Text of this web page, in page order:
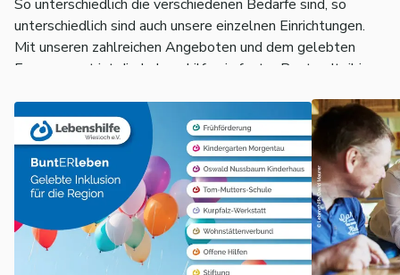
So unterschiedlich die verschiedenen Bedarfe sind, so
unterschiedlich sind auch unsere einzelnen Einrichtungen.
Mit unseren zahlreichen Angeboten und dem gelebten
Engagement ist die Lebenshilfe ein fester Bestandteil in
Wir sind seit über 60 Jahren für
Behinderung und deren Familien da. Unsere
Aufgabe/Unser Ziel ist es, Menschen mit geistigen und
mehrfachen Behinderungen zu begleiten, zu fördern und zu
unterstützen.